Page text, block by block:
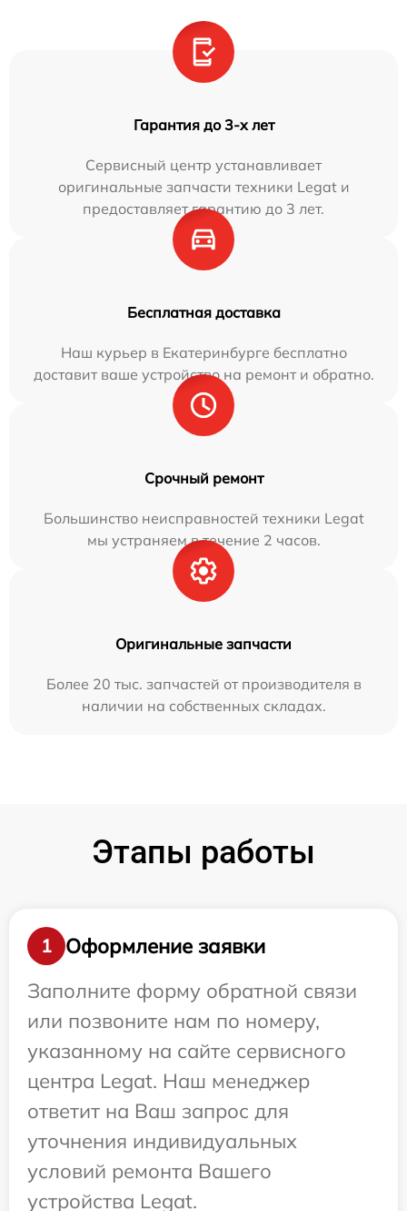
Гарантия до 3-х лет
Сервисный центр устанавливает
оригинальные запчасти техники Legat и
предоставляет гарантию до 3 лет.
Бесплатная доставка
Наш курьер в Екатеринбурге бесплатно
доставит ваше устройство на ремонт и обратно.
Срочный ремонт
Большинство неисправностей техники Legat
мы устраняем в течение 2 часов.
Оригинальные запчасти
Более 20 тыс. запчастей от производителя в
наличии на собственных складах.
Этапы работы
1
Оформление заявки
Заполните форму обратной связи
или позвоните нам по номеру,
указанному на сайте сервисного
центра Legat. Наш менеджер
ответит на Ваш запрос для
уточнения индивидуальных
условий ремонта Вашего
устройства Legat.